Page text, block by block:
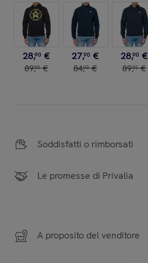
28,90 €
89,00 €
27,90 €
84,00 €
28,90 €
89,00 €
Soddisfatti o rimborsati
Le promesse di Privalia
A proposito del venditore